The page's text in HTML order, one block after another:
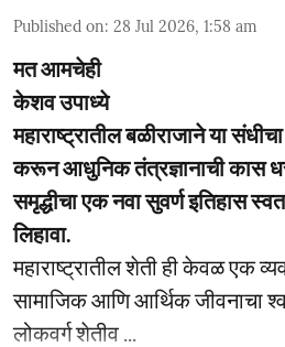
Published on: 28 Jul 2026, 1:58 am
मत आमचेही
केशव उपाध्ये
महाराष्ट्रातील बळीराजाने या
करून आधुनिक तंत्रज्ञानाची कास
समृद्धीचा एक नवा सुवर्ण इतिहास
लिहावा.
महाराष्ट्रातील शेती ही केवळ एक
सामाजिक आणि आर्थिक जीवनाचा
लोकवर्ग शेतीव ...